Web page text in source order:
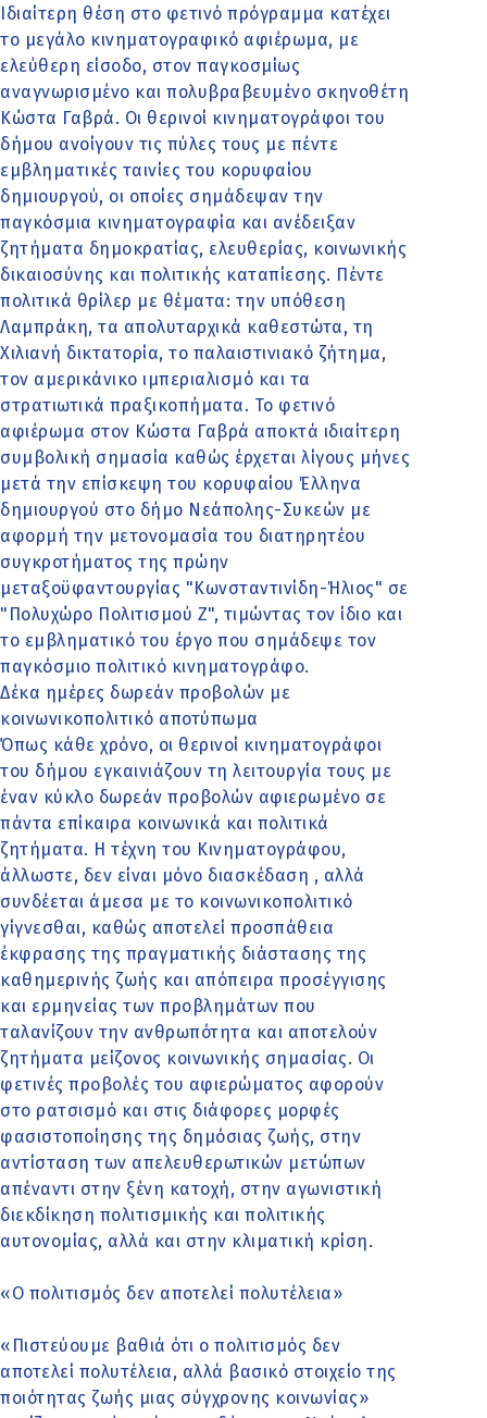
Ιδιαίτερη θέση στο φετινό πρόγραμμα κατέχει
το μεγάλο κινηματογραφικό αφιέρωμα, με
ελεύθερη είσοδο, στον παγκοσμίως
αναγνωρισμένο και πολυβραβευμένο σκηνοθέτη
Κώστα Γαβρά. Οι θερινοί κινηματογράφοι του
δήμου ανοίγουν τις πύλες τους με πέντε
εμβληματικές ταινίες του κορυφαίου
δημιουργού, οι οποίες σημάδεψαν την
παγκόσμια κινηματογραφία και ανέδειξαν
ζητήματα δημοκρατίας, ελευθερίας, κοινωνικής
δικαιοσύνης και πολιτικής καταπίεσης. Πέντε
πολιτικά θρίλερ με θέματα: την υπόθεση
Λαμπράκη, τα απολυταρχικά καθεστώτα, τη
Χιλιανή δικτατορία, το παλαιστινιακό ζήτημα,
τον αμερικάνικο ιμπεριαλισμό και τα
στρατιωτικά πραξικοπήματα. Το φετινό
αφιέρωμα στον Κώστα Γαβρά αποκτά ιδιαίτερη
συμβολική σημασία καθώς έρχεται λίγους μήνες
μετά την επίσκεψη του κορυφαίου Έλληνα
δημιουργού στο δήμο Νεάπολης-Συκεών με
αφορμή την μετονομασία του διατηρητέου
συγκροτήματος της πρώην
μεταξοϋφαντουργίας "Κωνσταντινίδη-Ήλιος" σε
"Πολυχώρο Πολιτισμού Ζ", τιμώντας τον ίδιο και
το εμβληματικό του έργο που σημάδεψε τον
παγκόσμιο πολιτικό κινηματογράφο.
Δέκα ημέρες δωρεάν προβολών με
κοινωνικοπολιτικό αποτύπωμα
Όπως κάθε χρόνο, οι θερινοί κινηματογράφοι
του δήμου εγκαινιάζουν τη λειτουργία τους με
έναν κύκλο δωρεάν προβολών αφιερωμένο σε
πάντα επίκαιρα κοινωνικά και πολιτικά
ζητήματα. Η τέχνη του Κινηματογράφου,
άλλωστε, δεν είναι μόνο διασκέδαση , αλλά
συνδέεται άμεσα με το κοινωνικοπολιτικό
γίγνεσθαι, καθώς αποτελεί προσπάθεια
έκφρασης της πραγματικής διάστασης της
καθημερινής ζωής και απόπειρα προσέγγισης
και ερμηνείας των προβλημάτων που
ταλανίζουν την ανθρωπότητα και αποτελούν
ζητήματα μείζονος κοινωνικής σημασίας. Οι
φετινές προβολές του αφιερώματος αφορούν
στο ρατσισμό και στις διάφορες μορφές
φασιστoποίησης της δημόσιας ζωής, στην
αντίσταση των απελευθερωτικών μετώπων
απέναντι στην ξένη κατοχή, στην αγωνιστική
διεκδίκηση πολιτισμικής και πολιτικής
αυτονομίας, αλλά και στην κλιματική κρίση.
«Ο πολιτισμός δεν αποτελεί πολυτέλεια»
«Πιστεύουμε βαθιά ότι ο πολιτισμός δεν
αποτελεί πολυτέλεια, αλλά βασικό στοιχείο της
ποιότητας ζωής μιας σύγχρονης κοινωνίας»